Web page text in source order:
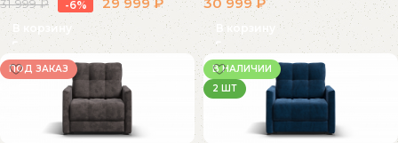
31 999₽ -6% 29 999₽
В корзину
30 999 ₽
В корзину
ПОД ЗАКАЗ
В НАЛИЧИИ
2 ШТ